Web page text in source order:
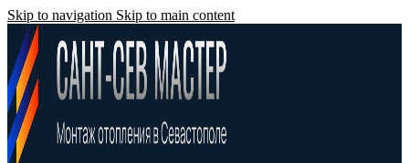
Skip to navigation Skip to main content